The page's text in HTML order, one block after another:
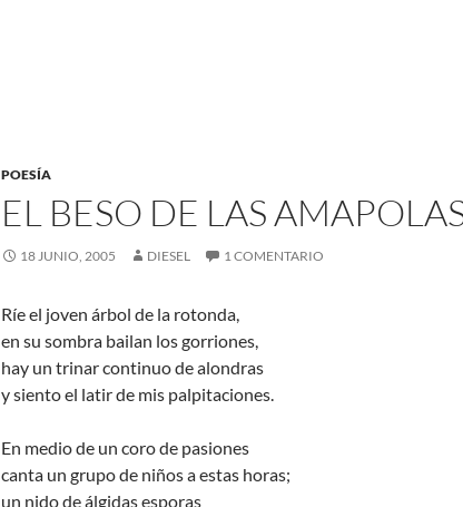
POESÍA
EL BESO DE LAS
18 JUNIO, 2005 DIESEL 1 COMENTARIO
Ríe el joven árbol de la rotonda,
en su sombra bailan los gorriones,
hay un trinar continuo de alondras
y siento el latir de mis palpitaciones.
En medio de un coro de pasiones
canta un grupo de niños a estas horas;
un nido de álgidas esporas